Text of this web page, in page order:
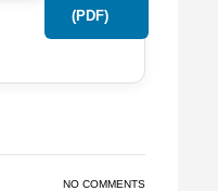
(PDF)
NO COMMENTS